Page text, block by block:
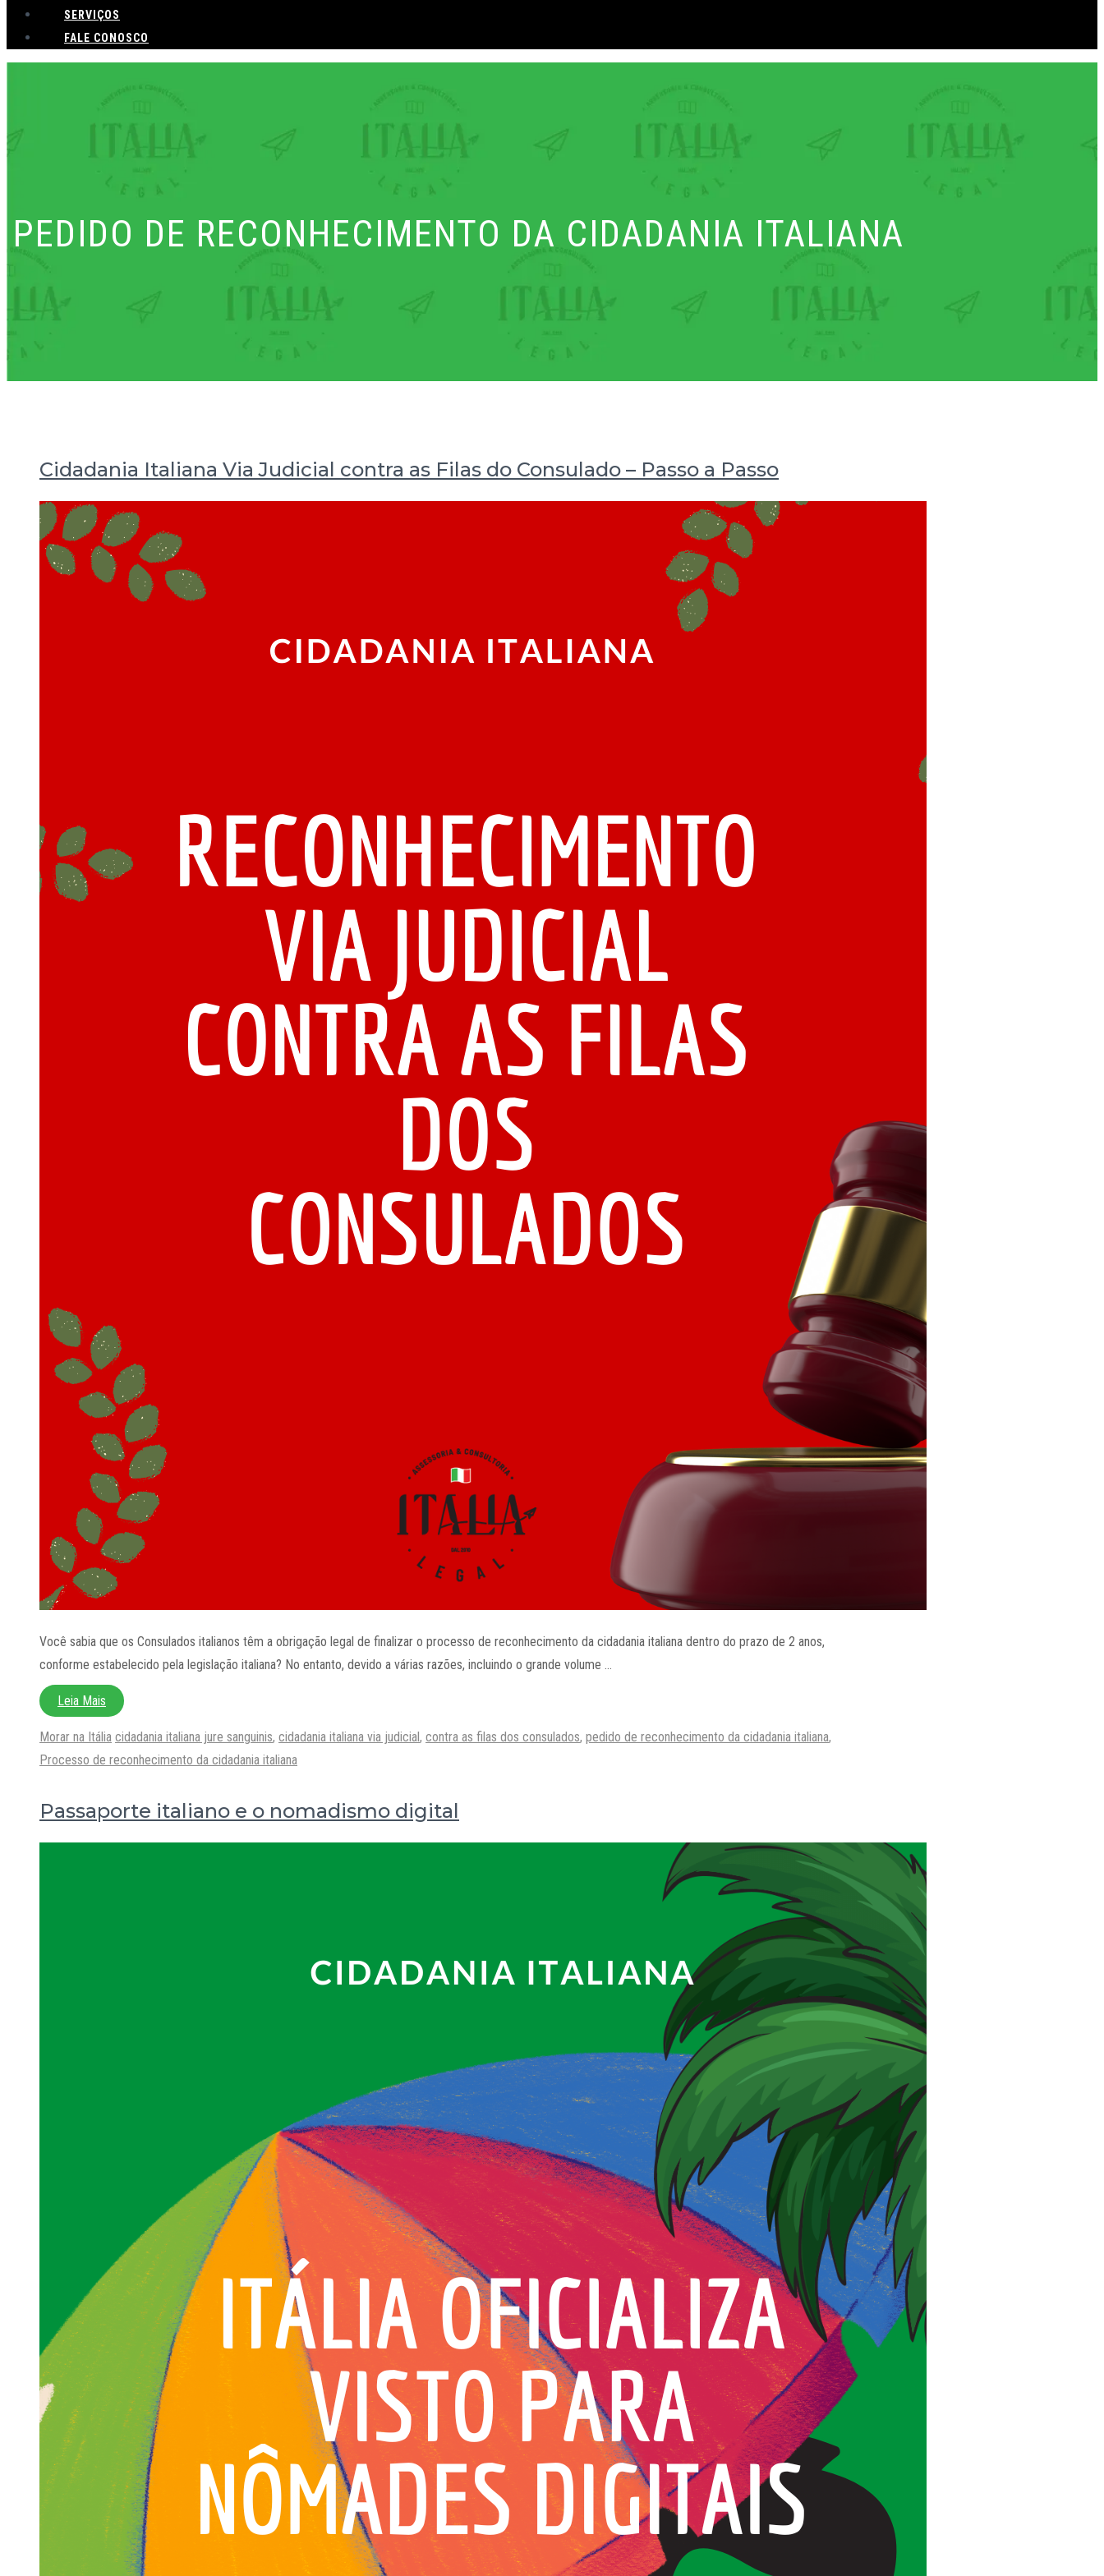
SERVIÇOS
FALE CONOSCO
PEDIDO DE RECONHECIMENTO DA CIDADANIA ITALIANA
Cidadania Italiana Via Judicial contra as Filas do Consulado – Passo a Passo
Você sabia que os Consulados italianos têm a obrigação legal de finalizar o processo de reconhecimento da cidadania italiana dentro do prazo de 2 anos,
conforme estabelecido pela legislação italiana? No entanto, devido a várias razões, incluindo o grande volume …
Leia Mais
Categorias
Morar na Itália Tags
cidadania italiana jure sanguinis, cidadania italiana via judicial, contra as filas dos consulados, pedido de reconhecimento da cidadania italiana,
Processo de reconhecimento da cidadania italiana
Passaporte italiano e o nomadismo digital